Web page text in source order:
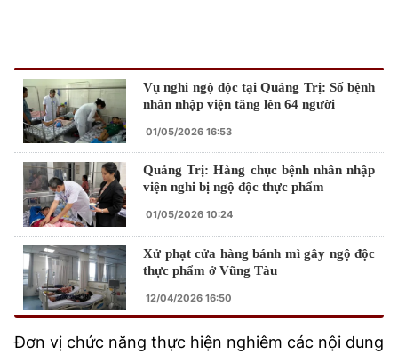
Vụ nghi ngộ độc tại Quảng Trị: Số bệnh
nhân nhập viện tăng lên 64 người
01/05/2026 16:53
Quảng Trị: Hàng chục bệnh nhân nhập
viện nghi bị ngộ độc thực phẩm
01/05/2026 10:24
Xử phạt cửa hàng bánh mì gây ngộ độc
thực phẩm ở Vũng Tàu
12/04/2026 16:50
Đơn vị chức năng thực hiện nghiêm các nội dung